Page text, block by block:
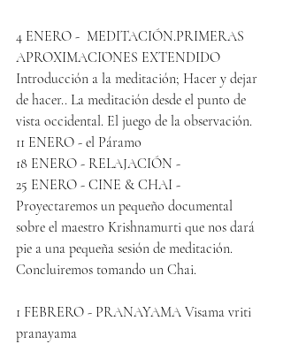
4 ENERO -  MEDITACIÓN.PRIMERAS
APROXIMACIONES EXTENDIDO
Introducción a la meditación; Hacer y dejar
de hacer.. La meditación desde el punto de
vista occidental. El juego de la observación.
11 ENERO - el Páramo
18 ENERO - RELAJACIÓN -
25 ENERO - CINE & CHAI -
Proyectaremos un pequeño documental
sobre el maestro Krishnamurti que nos dará
pie a una pequeña sesión de meditación.
Concluiremos tomando un Chai.
1 FEBRERO - PRANAYAMA Visama vriti
pranayama